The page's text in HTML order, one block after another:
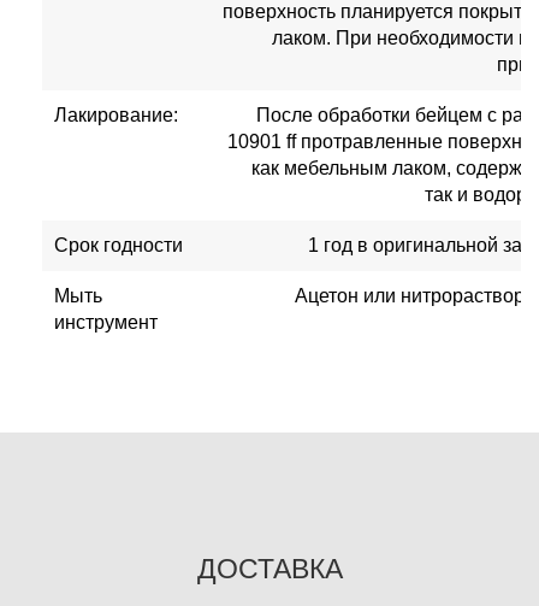
поверхность планируется
лаком. При необходимости
Лакирование:
После обработки бейцем с
10901 ff протравленные
как мебельным лаком,
так и
Срок годности 1 год в оригинальной
Мыть
инструмент
Ацетон или
ДОСТАВКА